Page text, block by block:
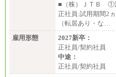
■（株）ＪＴＢ ①
正社員:試用期間2
（転居あり・な…
雇用形態
2027新卒：
正社員/契約社員
中途：
正社員/契約社員